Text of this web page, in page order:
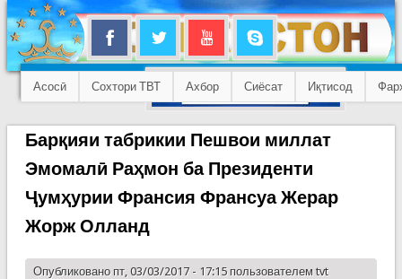
Асосӣ Сохтори ТВТ Ахбор Сиёсат Иқтисод
Барқияи табрикии Пешвои миллат
Эмомалӣ Раҳмон ба Президенти
Ҷумҳурии Франсия Франсуа Жерар
Жорж Олланд
Опубликовано пт, 03/03/2017 - 17:15 пользователем tvt